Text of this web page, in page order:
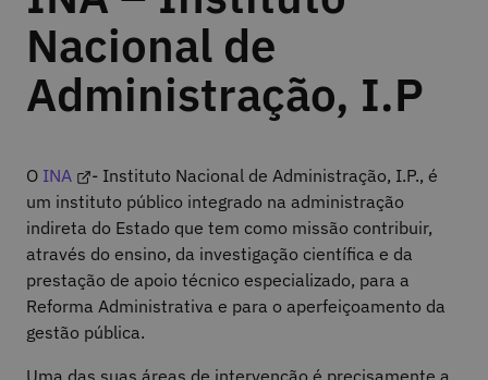
Nacional de
Administração, I.P
O INA
- Instituto Nacional de Administração, I.P., é
um instituto público integrado na administração
indireta do Estado que tem como missão contribuir,
através do ensino, da investigação científica e da
prestação de apoio técnico especializado, para a
Reforma Administrativa e para o aperfeiçoamento da
gestão pública.